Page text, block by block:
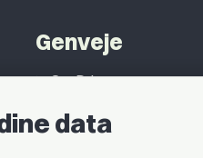
Genveje
Om DJ
DJ in English
data